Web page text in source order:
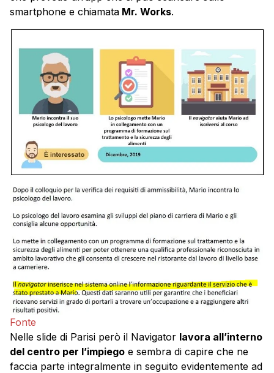
smartphone e chiamata Mr. Works.
Fonte
Nelle slide di Parisi però il Navigator lavora all’interno
del centro per l’impiego e sembra di capire che ne
faccia parte integralmente in seguito evidentemente ad